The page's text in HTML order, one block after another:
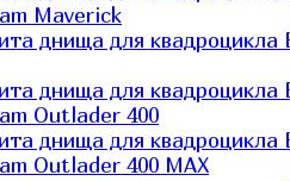
Maverick
днища для квадроцикла
днища для квадроцикла
Outlader 400
днища для квадроцикла
Outlader 400 MAX